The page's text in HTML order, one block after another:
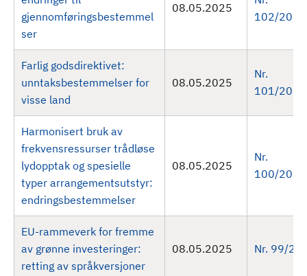
gjennomføringsbestemmel
ser
08.05.2025
102/2025
Farlig godsdirektivet:
unntaksbestemmelser for
visse land
08.05.2025
Nr.
101/2025
Harmonisert bruk av
frekvensressurser trådløse
lydopptak og spesielle
typer arrangementsutstyr:
endringsbestemmelser
08.05.2025
Nr.
100/2025
EU-rammeverk for fremme
av grønne investeringer:
retting av språkversjoner
08.05.2025 Nr. 99/